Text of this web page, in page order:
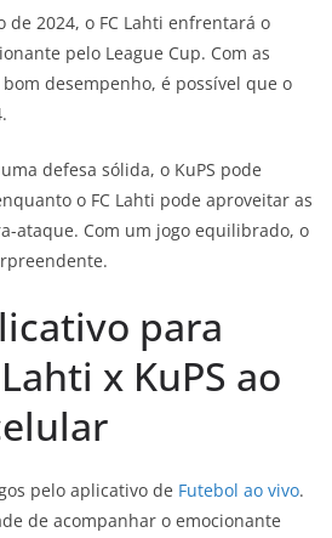
de 2024, o FC Lahti enfrentará o
pelo League Cup. Com as
desempenho, é possível que o
defesa sólida, o KuPS pode
o FC Lahti pode aproveitar as
ataque. Com um jogo equilibrado, o
para
x KuPS ao
pelo aplicativo de Futebol ao vivo.
de acompanhar o emocionante